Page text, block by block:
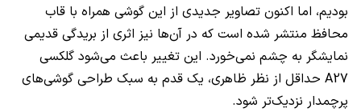
بودیم، اما اکنون تصاویر جدیدی از این گوشی همراه با قاب
محافظ منتشر شده است که در آن‌ها نیز اثری از بریدگی قدیمی
نمایشگر به چشم نمی‌خورد. این تغییر باعث می‌شود گلکسی
A27 حداقل از نظر ظاهری، یک قدم به سبک طراحی گوشی‌های
پرچمدار نزدیک‌تر شود.